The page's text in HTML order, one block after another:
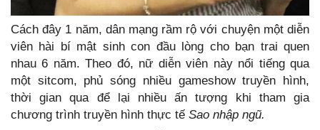
Cách đây 1 năm, dân mạng rầm rộ với chuyện một diễn
viên hài bí mật sinh con đầu lòng cho bạn trai quen
nhau 6 năm. Theo đó, nữ diễn viên này nổi tiếng qua
một sitcom, phủ sóng nhiều gameshow truyền hình,
thời gian qua để lại nhiều ấn tượng khi tham gia
chương trình truyền hình thực tế Sao nhập ngũ.